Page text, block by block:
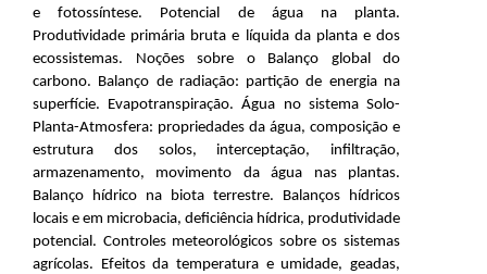
e fotossíntese. Potencial de água na planta.
Produtividade primária bruta e líquida da planta e dos
ecossistemas. Noções sobre o Balanço global do
carbono. Balanço de radiação: partição de energia na
superfície. Evapotranspiração. Água no sistema Solo-
Planta-Atmosfera: propriedades da água, composição e
estrutura dos solos, interceptação, infiltração,
armazenamento, movimento da água nas plantas.
Balanço hídrico na biota terrestre. Balanços hídricos
locais e em microbacia, deficiência hídrica, produtividade
potencial. Controles meteorológicos sobre os sistemas
agrícolas. Efeitos da temperatura e umidade, geadas,